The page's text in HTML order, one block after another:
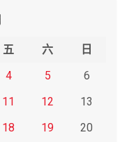
五 六
日
4 5
6
11 12
13
18 19 20